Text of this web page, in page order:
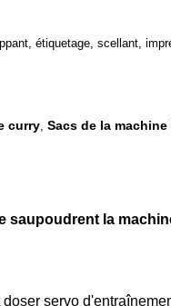
étiquetage, scellant,
curry, Sacs de la
la
servo